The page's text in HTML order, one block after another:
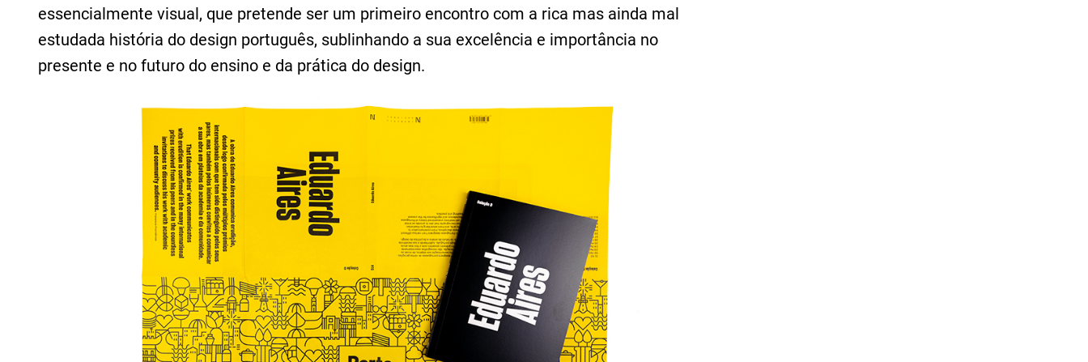
essencialmente visual, que pretende ser um primeiro encontro com a rica mas ainda mal
estudada história do design português, sublinhando a sua excelência e importância no
presente e no futuro do ensino e da prática do design.